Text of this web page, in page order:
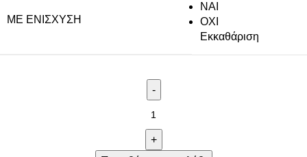
ΜΕ ΕΝΊΣΧΥΣΗ
NAI
ΟΧΙ
Εκκαθάριση